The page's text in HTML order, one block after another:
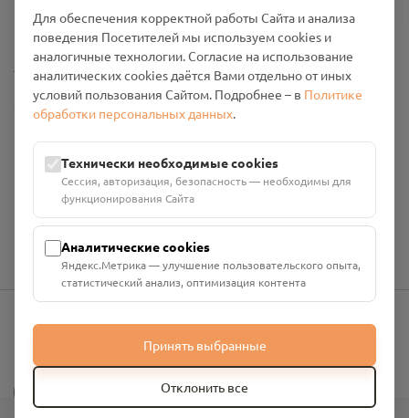
Промо-материалы
Настройки cookies
Общество с ограниченной ответственностью «Смоленский
Проект Помним»
ИНН: 6700029207 ОГРН: 1256700001986
Юридический адрес: 216790, Смоленская область, р-н
Руднянский, г. Рудня, улица Западная, д. 26А, пом. 18
Номер счёта: 40702810901130004287 в АО "АЛЬФА-БАНК"
Кор. счёт: 30101810200000000593
info@pomnim.online
Для обеспечения корректной работы Сайта и анализа
поведения Посетителей мы используем cookies и
аналогичные технологии. Согласие на использование
аналитических cookies даётся Вами отдельно от иных
условий пользования Сайтом. Подробнее – в Политике
обработки персональных данных.
Технически необходимые cookies
Сессия, авторизация, безопасность — необходимы для
функционирования Сайта
Аналитические cookies
Яндекс.Метрика — улучшение пользовательского опыта,
статистический анализ, оптимизация контента
Принять выбранные
Отклонить все